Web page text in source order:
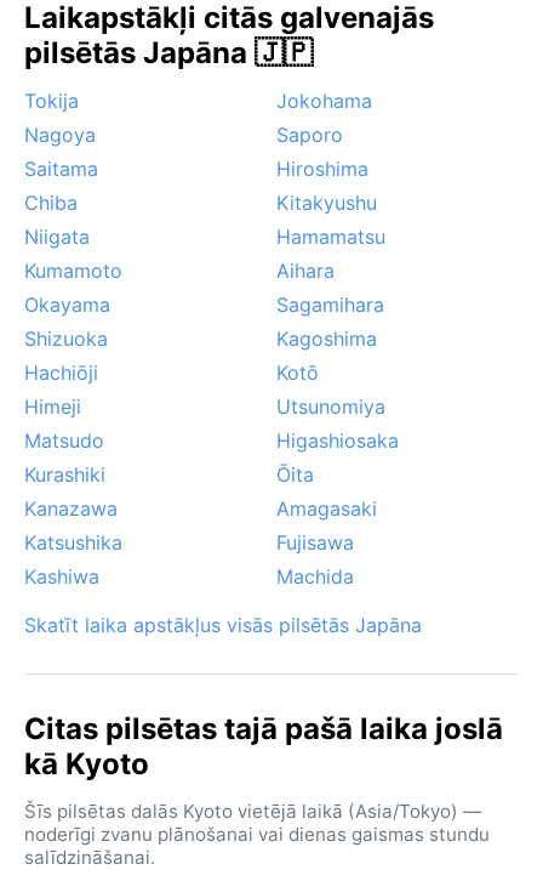
bet bieži vien īslaicīgas lietusgāzes. Vēlā vasarā un
rudenī iespējami taifūni, kas atnes spēcīgus vējus un
migla rudenī un ziemā bieži klāj pilsētu, piešķirot
tempļiem noslēpumainu izskatu. Kopumā Kioto
piedāvā dinamisku klimatisko pieredzi, kas bagātina
katru apmeklējumu.
Laikapstākļi citās galvenajās
pilsētās Japāna 🇯🇵
Tokija
Jokohama
Nagoya
Saporo
Saitama
Hiroshima
Chiba
Kitakyushu
Niigata
Hamamatsu
Kumamoto
Aihara
Okayama
Sagamihara
Shizuoka
Kagoshima
Hachiōji
Kotō
Himeji
Utsunomiya
Matsudo
Higashiosaka
Kurashiki
Ōita
Kanazawa
Amagasaki
Katsushika
Fujisawa
Kashiwa
Machida
Skatīt laika apstākļus visās pilsētās Japāna
Citas pilsētas tajā pašā laika joslā
kā Kyoto
Šīs pilsētas dalās Kyoto vietējā laikā (Asia/Tokyo) —
noderīgi zvanu plānošanai vai dienas gaismas stundu
salīdzināšanai.